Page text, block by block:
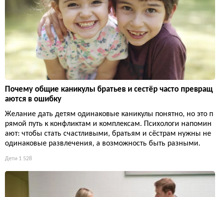
Почему общие каникулы братьев и сестёр часто превращ
аются в ошибку
Желание дать детям одинаковые каникулы понятно, но это п
рямой путь к конфликтам и комплексам. Психологи напомин
ают: чтобы стать счастливыми, братьям и сёстрам нужны не
одинаковые развлечения, а возможность быть разными.
Дети 1 528